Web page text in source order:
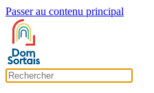
Passer au contenu principal